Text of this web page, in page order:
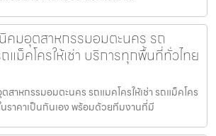
คมอุตสาหกรรมอมตะนคร รถ
แม็คโครให้เช่า บริการทุกพื้นที่ทั่วไทย
สาหกรรมอมตะนคร รถแมคโครให้เช่า รถแม็คโคร
นราคาเป็นกันเอง พร้อมด้วยทีมงานที่มี